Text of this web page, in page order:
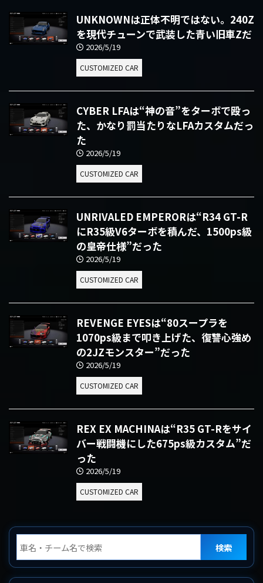
UNKNOWNは正体不明ではない。240Z
を現代チューンで武装した青い旧車Zだ
2026/5/19
CUSTOMIZED CAR
CYBER LFAは“神の音”をターボで殴っ
た、かなり罰当たりなLFAカスタムだっ
た
2026/5/19
CUSTOMIZED CAR
UNRIVALED EMPERORは“R34 GT-R
にR35級V6ターボを積んだ、1500ps級
の皇帝仕様”だった
2026/5/19
CUSTOMIZED CAR
REVENGE EYESは“80スープラを
1070ps級まで叩き上げた、復讐心強め
の2JZモンスター”だった
2026/5/19
CUSTOMIZED CAR
REX EX MACHINAは“R35 GT-Rをサイ
バー戦闘機にした675ps級カスタム”だ
った
2026/5/19
CUSTOMIZED CAR
検索